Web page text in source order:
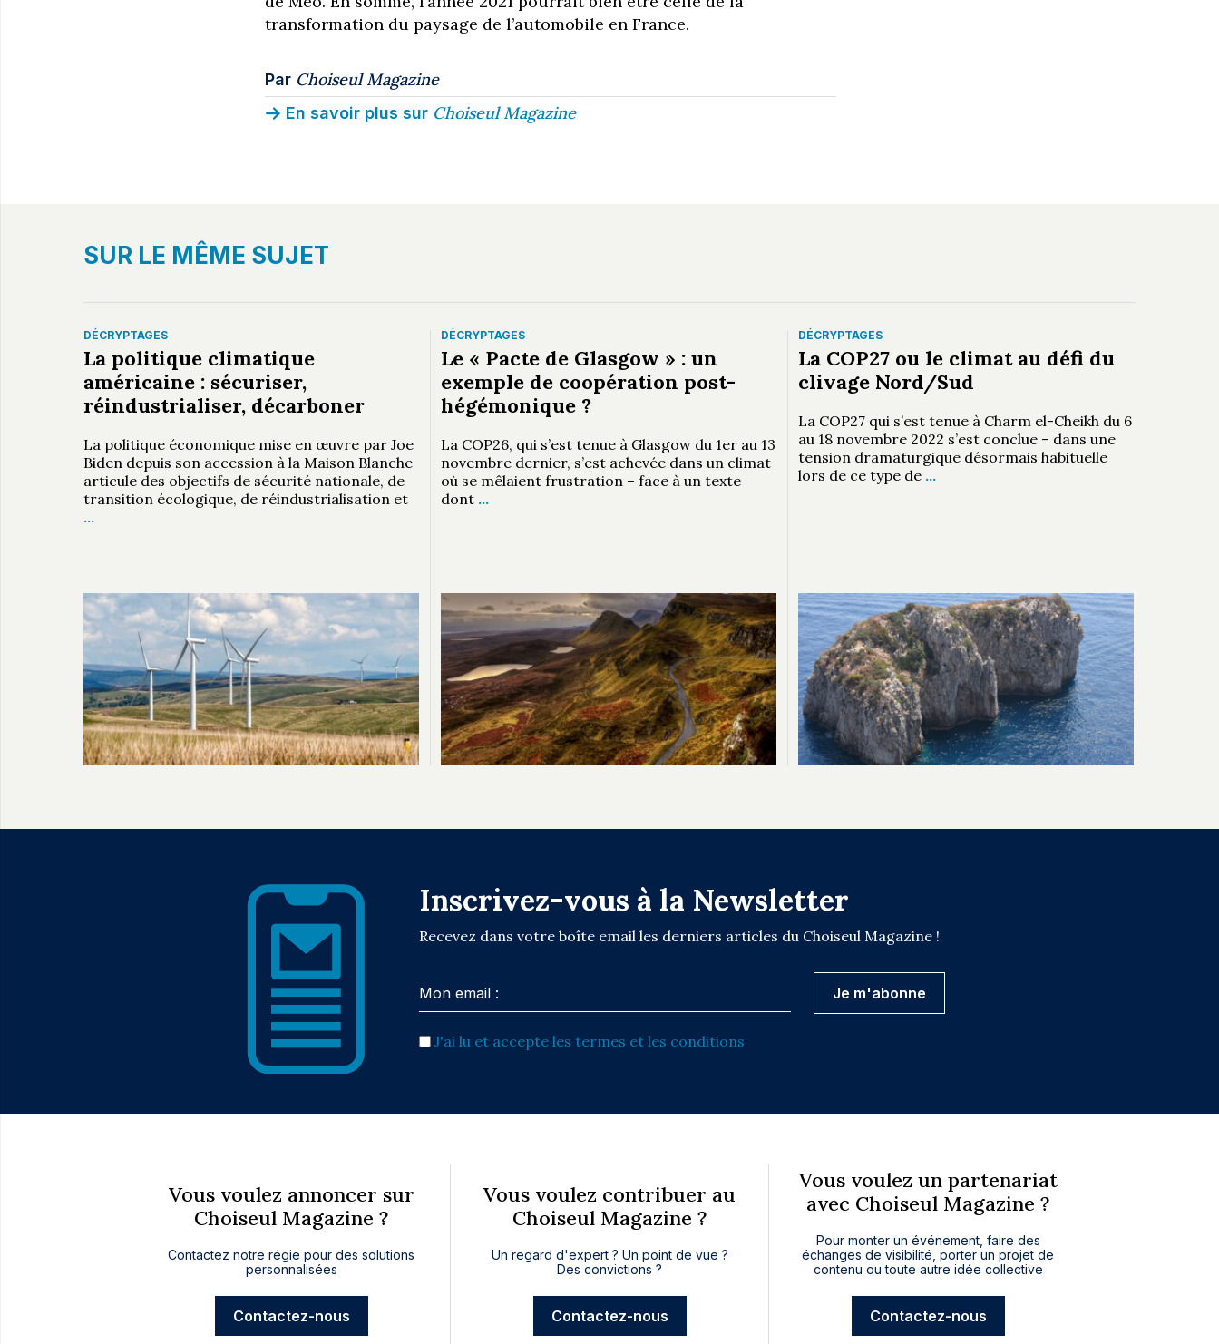
transformation du paysage de l’automobile en France.
Par Choiseul Magazine
En savoir plus sur Choiseul Magazine
SUR LE MÊME SUJET
DÉCRYPTAGES
La politique climatique
américaine : sécuriser,
réindustrialiser, décarboner
La politique économique mise en œuvre par Joe
Biden depuis son accession à la Maison Blanche
articule des objectifs de sécurité nationale, de
transition écologique, de réindustrialisation et
…
DÉCRYPTAGES
Le « Pacte de Glasgow » : un
exemple de coopération post-
hégémonique ?
La COP26, qui s’est tenue à Glasgow du 1er au 13
novembre dernier, s’est achevée dans un climat
où se mêlaient frustration – face à un texte
dont …
DÉCRYPTAGES
La COP27 ou le climat au défi du
clivage Nord/Sud
La COP27 qui s’est tenue à Charm el-Cheikh du 6
au 18 novembre 2022 s’est conclue – dans une
tension dramaturgique désormais habituelle
lors de ce type de …
Inscrivez-vous à la Newsletter
Recevez dans votre boîte email les derniers articles du Choiseul Magazine !
J'ai lu et accepte les termes et les conditions
Vous voulez annoncer sur
Choiseul Magazine ?
Contactez notre régie pour des solutions
personnalisées
Contactez-nous
Vous voulez contribuer au
Choiseul Magazine ?
Un regard d'expert ? Un point de vue ?
Des convictions ?
Contactez-nous
Vous voulez un partenariat
avec Choiseul Magazine ?
Pour monter un événement, faire des
échanges de visibilité, porter un projet de
contenu ou toute autre idée collective
Contactez-nous